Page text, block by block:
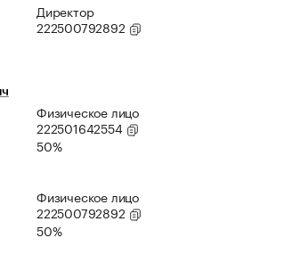
Директор
222500792892
Физическое лицо
222501642554
50%
Физическое лицо
222500792892
50%